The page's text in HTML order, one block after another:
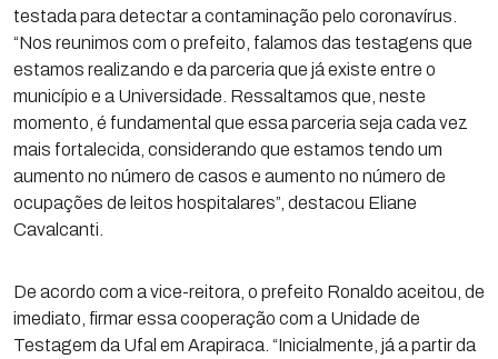
testada para detectar a contaminação pelo coronavírus.
“Nos reunimos com o prefeito, falamos das testagens que
estamos realizando e da parceria que já existe entre o
município e a Universidade. Ressaltamos que, neste
momento, é fundamental que essa parceria seja cada vez
mais fortalecida, considerando que estamos tendo um
aumento no número de casos e aumento no número de
ocupações de leitos hospitalares”, destacou Eliane
Cavalcanti.
De acordo com a vice-reitora, o prefeito Ronaldo aceitou, de
imediato, firmar essa cooperação com a Unidade de
Testagem da Ufal em Arapiraca. “Inicialmente, já a partir da